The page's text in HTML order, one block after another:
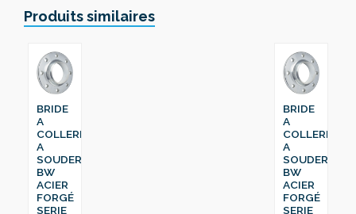
Produits similaires
BRIDE
A
COLLERETTE
A
SOUDER
BW
ACIER
FORGÉ
SERIE
BRIDE
A
COLLERETTE
A
SOUDER
BW
ACIER
FORGÉ
SERIE